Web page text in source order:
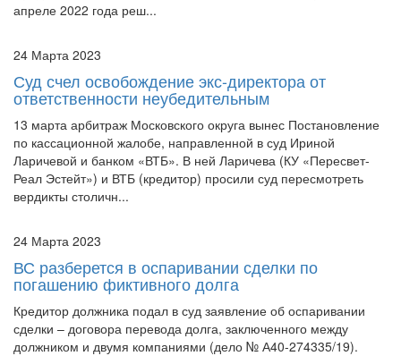
24 Марта 2023
ответственности неубедительным
13 марта арбитраж Московского округа вынес Постановление
по кассационной жалобе, направленной в суд Ириной
Ларичевой и банком «ВТБ». В ней Ларичева (КУ «Пересвет-
Реал Эстейт») и ВТБ (кредитор) просили суд пересмотреть
вердикты столичн...
24 Марта 2023
погашению фиктивного долга
Кредитор должника подал в суд заявление об оспаривании
сделки – договора перевода долга, заключенного между
должником и двумя компаниями (дело № А40-274335/19).
Между указанными компаниями был заключен договор, по
условиям которого исполнител...